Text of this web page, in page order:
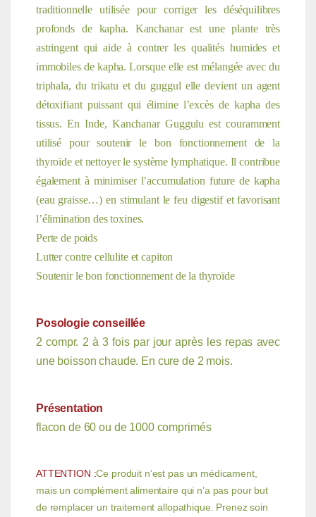
traditionnelle utilisée pour corriger les déséquilibres
profonds de kapha. Kanchanar est une plante très
astringent qui aide à contrer les qualités humides et
immobiles de kapha. Lorsque elle est mélangée avec du
triphala, du trikatu et du guggul elle devient un agent
détoxifiant puissant qui élimine l’excès de kapha des
tissus. En Inde, Kanchanar Guggulu est couramment
utilisé pour soutenir le bon fonctionnement de la
thyroïde et nettoyer le système lymphatique. Il contribue
également à minimiser l’accumulation future de kapha
(eau graisse…) en stimulant le feu digestif et favorisant
l’élimination des toxines.
Perte de poids
Lutter contre cellulite et capiton
Soutenir le bon fonctionnement de la thyroïde
Posologie conseillée
2 compr. 2 à 3 fois par jour après les repas avec
une boisson chaude. En cure de 2 mois.
Présentation
flacon de 60 ou de 1000 comprimés
ATTENTION :Ce produit n’est pas un médicament,
mais un complément alimentaire qui n’a pas pour but
de remplacer un traitement allopathique. Prenez soin